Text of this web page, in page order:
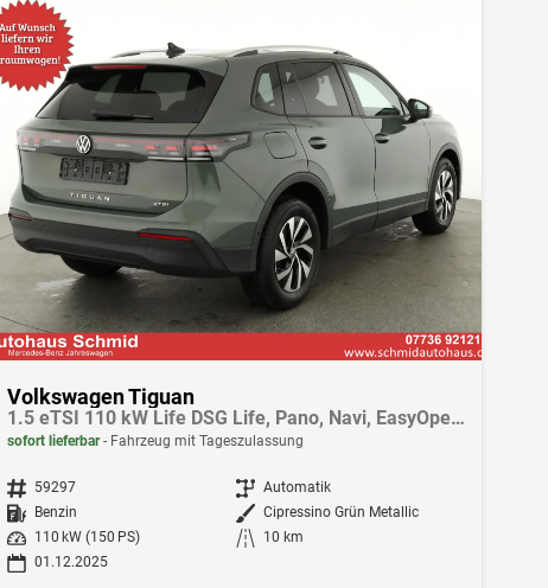
Volkswagen Tiguan
1.5 eTSI 110 kW Life DSG Life, Pano, Navi, EasyOpen, LED-Plus, 5 J.-Garantie
sofort lieferbar Fahrzeug mit Tageszulassung
Fahrzeugnr. 59297 Getriebe Automatik
Kraftstoff
Benzin Außenfarbe Cipressino Grün Metallic
Leistung
110 kW (150 PS) Kilometerstand
10 km
01.12.2025